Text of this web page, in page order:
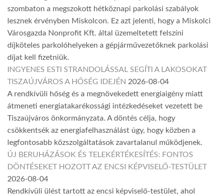
szombaton a megszokott hétköznapi parkolási szabályok
lesznek érvényben Miskolcon. Ez azt jelenti, hogy a Miskolci
Városgazda Nonprofit Kft. által üzemeltetett felszíni
díjköteles parkolóhelyeken a gépjárművezetőknek parkolási
díjat kell fizetniük.
INGYENES ESTI STRANDOLÁSSAL SEGÍTI A LAKOSOKAT
TISZAÚJVÁROS A HŐSÉG IDEJÉN 2026-08-04
A rendkívüli hőség és a megnövekedett energiaigény miatt
átmeneti energiatakarékossági intézkedéseket vezetett be
Tiszaújváros önkormányzata. A döntés célja, hogy
csökkentsék az energiafelhasználást úgy, hogy közben a
legfontosabb közszolgáltatások zavartalanul működjenek.
ÚJ BERUHÁZÁSOK ÉS TELEKÉRTÉKESÍTÉS: FONTOS
DÖNTÉSEKET HOZOTT AZ ENCSI KÉPVISELŐ-TESTÜLET
2026-08-04
Rendkívüli ülést tartott az encsi képviselő-testület, ahol